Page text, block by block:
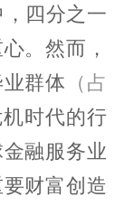
四分之一
。然而，
群体 （占
时代的行
融服务业
财富创造